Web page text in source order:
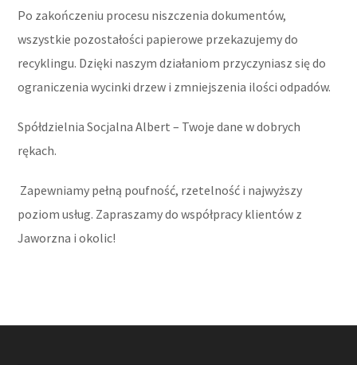
Po zakończeniu procesu niszczenia dokumentów,
wszystkie pozostałości papierowe przekazujemy do
recyklingu. Dzięki naszym działaniom przyczyniasz się do
ograniczenia wycinki drzew i zmniejszenia ilości odpadów.
Spółdzielnia Socjalna Albert – Twoje dane w dobrych
rękach.
Zapewniamy pełną poufność, rzetelność i najwyższy
poziom usług. Zapraszamy do współpracy klientów z
Jaworzna i okolic!